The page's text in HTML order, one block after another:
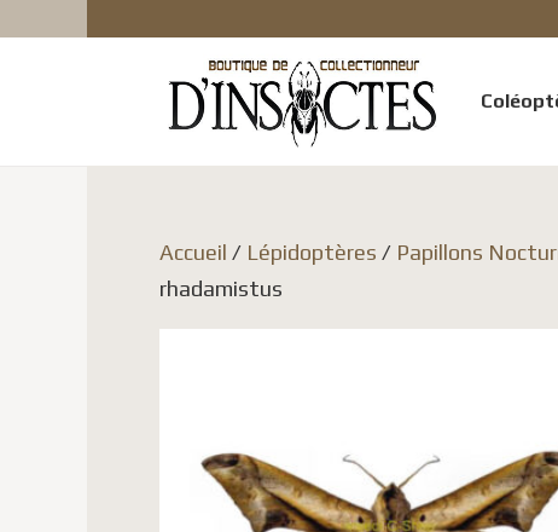
Accueil / Lépidoptères / Papillons
rhadamistus